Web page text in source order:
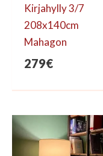
Kirjahylly 3/7
208x140cm
Mahagon
279€